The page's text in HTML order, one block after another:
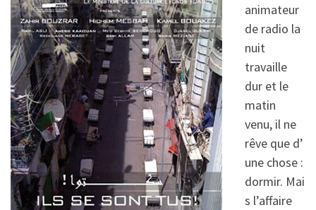
animateur
de radio la
nuit
travaille
dur et le
matin
venu, il ne
rêve que d’
une chose :
dormir. Mai
s l’affaire